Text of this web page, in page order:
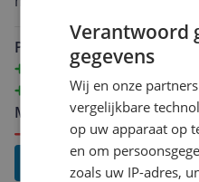
onvoorstelbaar.
Pluspunten
Top geluid vooral Atmos
eArc werkt zeer goed
Minpunten
Beetje zoeken in begin
Lees
Verantwoord
gegevens
Wij en onze
vergelijkbare
op uw apparaat op
en om
zoals uw IP-adres,